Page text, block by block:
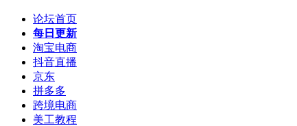
论坛首页
每日更新
淘宝电商
抖音直播
京东
拼多多
跨境电商
美工教程